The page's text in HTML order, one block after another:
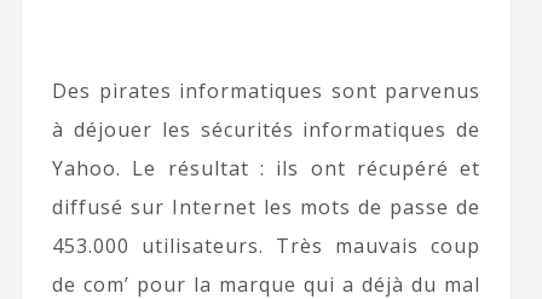
Des pirates informatiques sont parvenus
à déjouer les sécurités informatiques de
Yahoo. Le résultat : ils ont récupéré et
diffusé sur Internet les mots de passe de
453.000 utilisateurs. Très mauvais coup
de com’ pour la marque qui a déjà du mal